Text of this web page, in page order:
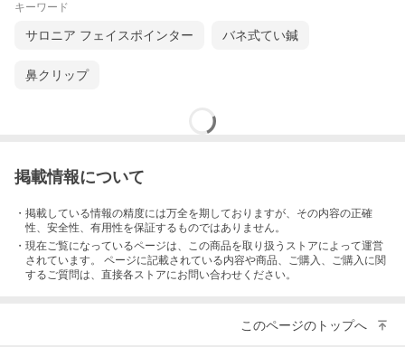
キーワード
サロニア フェイスポインター バネ式てい鍼
鼻クリップ
掲載情報について
・掲載している情報の精度には万全を期しておりますが、その内容の正確
性、安全性、有用性を保証するものではありません。
・現在ご覧になっているページは、この商品を取り扱うストアによって運営
されています。 ページに記載されている内容や商品、ご購入 、ご購入に関
するご質問は、直接各ストアにお問い合わせください。
このページのトップへ